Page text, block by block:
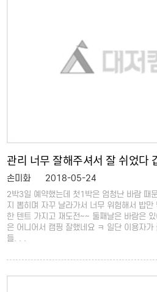
관리 너무 잘해주셔서 잘 쉬었다
손미화 2018-05-24
2박3일 예약했는데 첫1박은 엄청난 바람 때
지 뽑히며 자꾸 날라가서 너무 위험해서 밥
한 텐트 가지고 재도전~~ 둘째날은 바람은
은 어니어서 캠핑 잘했네요 ㅋ 일단 이용자
들. . .